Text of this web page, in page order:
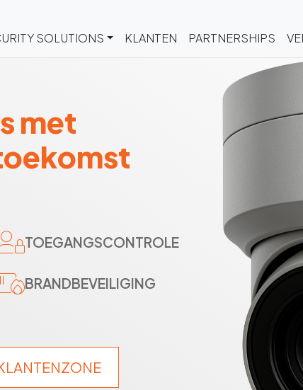
SOLUTIONS KLANTEN PARTNERSHIPS
met
TOEGANGSCONTROLE
BRANDBEVEILIGING